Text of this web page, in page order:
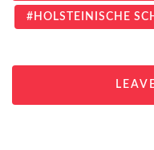
HOLSTEINISCHE